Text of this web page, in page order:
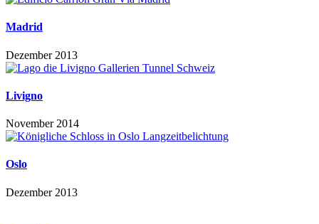
Madrid
Dezember 2013
Livigno
November 2014
Oslo
Dezember 2013